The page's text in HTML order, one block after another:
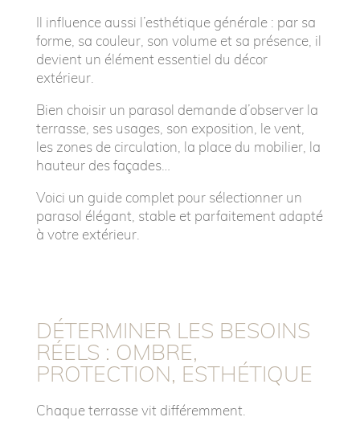
Il influence aussi l’esthétique générale : par sa
forme, sa couleur, son volume et sa présence, il
devient un élément essentiel du décor
extérieur.
Bien choisir un parasol demande d’observer la
terrasse, ses usages, son exposition, le vent,
les zones de circulation, la place du mobilier, la
hauteur des façades…
Voici un guide complet pour sélectionner un
parasol élégant, stable et parfaitement adapté
à votre extérieur.
DÉTERMINER LES BESOINS
RÉELS : OMBRE,
PROTECTION, ESTHÉTIQUE
Chaque terrasse vit différemment.